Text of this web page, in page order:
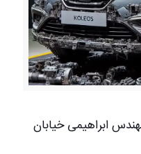
ابراهیمی خیابان